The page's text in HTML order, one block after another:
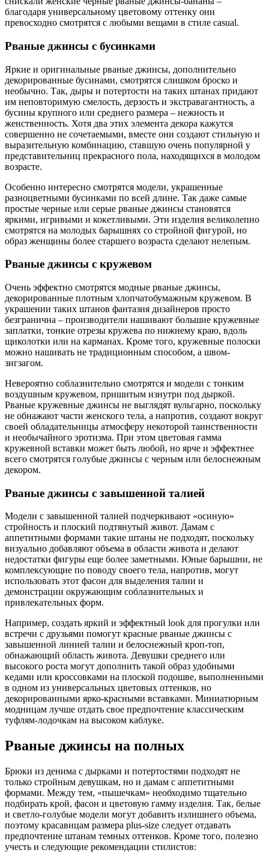
благодаря универсальному цветовому оттенку они
превосходно смотрятся с любыми вещами в стиле casual.
Рваные джинсы с бусинками
Яркие и оригинальные рваные джинсы, дополнительно
декорированные бусинами, смотрятся слишком броско и
необычно. Так, дыры и потертости на таких штанах придают
им неповторимую смелость, дерзость и экстравагантность, а
бусины крупного или среднего размера – нежность и
женственность. Хотя два этих элемента декора кажутся
совершенно не сочетаемыми, вместе они создают стильную и
выразительную комбинацию, ставшую очень популярной у
представительниц прекрасного пола, находящихся в молодом
возрасте.
Особенно интересно смотрятся модели, украшенные
разноцветными бусинками по всей длине. Так даже самые
простые черные или серые рваные джинсы становятся
яркими, игривыми и кокетливыми. Эти изделия великолепно
смотрятся на молодых барышнях со стройной фигурой, но
образ женщины более старшего возраста сделают нелепым.
Рваные джинсы с кружевом
Очень эффектно смотрятся модные рваные джинсы,
декорированные плотным хлопчатобумажным кружевом. В
украшении таких штанов фантазия дизайнеров просто
безгранична – производители нашивают большие кружевные
заплатки, тонкие отрезы кружева по нижнему краю, вдоль
щиколотки или на карманах. Кроме того, кружевные полоски
можно нашивать не традиционным способом, а швом-
зигзагом.
Невероятно соблазнительно смотрятся и модели с тонким
воздушным кружевом, пришитым изнутри под дыркой.
Рваные кружевные джинсы не выглядят вульгарно, поскольку
не обнажают части женского тела, а напротив, создают вокруг
своей обладательницы атмосферу некоторой таинственности
и необычайного эротизма. При этом цветовая гамма
кружевной вставки может быть любой, но ярче и эффектнее
всего смотрятся голубые джинсы с черным или белоснежным
декором.
Рваные джинсы с завышенной талией
Модели с завышенной талией подчеркивают «осиную»
стройность и плоский подтянутый живот. Дамам с
аппетитными формами такие штаны не подходят, поскольку
визуально добавляют объема в области живота и делают
недостатки фигуры еще более заметными. Юные барышни, не
комплексующие по поводу своего тела, напротив, могут
использовать этот фасон для выделения талии и
демонстрации окружающим соблазнительных и
привлекательных форм.
Например, создать яркий и эффектный look для прогулки или
встречи с друзьями помогут красные рваные джинсы с
завышенной линией талии и белоснежный кроп-топ,
обнажающий область живота. Девушки среднего или
высокого роста могут дополнить такой образ удобными
кедами или кроссовками на плоской подошве, выполненными
в одном из универсальных цветовых оттенков, но
декорированными ярко-красными вставками. Миниатюрным
модницам лучше отдать свое предпочтение классическим
туфлям-лодочкам на высоком каблуке.
Рваные джинсы на полных
Брюки из денима с дырками и потертостями подходят не
только стройным девушкам, но и дамам с аппетитными
формами. Между тем, «пышечкам» необходимо тщательно
подбирать крой, фасон и цветовую гамму изделия. Так, белые
и светло-голубые модели могут добавить излишнего объема,
поэтому красавицам размера plus-size следует отдавать
предпочтение штанам темных оттенков. Кроме того, полезно
учесть и следующие рекомендации стилистов: